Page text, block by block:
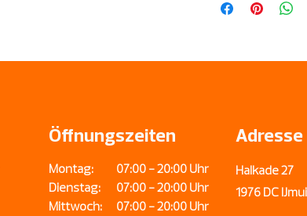
bestellen und die
Zwanenburg und
Öffnungszeiten Adresse
Montag:
Dienstag:
Mittwoch:
07:00 - 20:00 Uhr
07:00 - 20:00 Uhr
07:00 - 20:00 Uhr
Halkade 27
1976 DC